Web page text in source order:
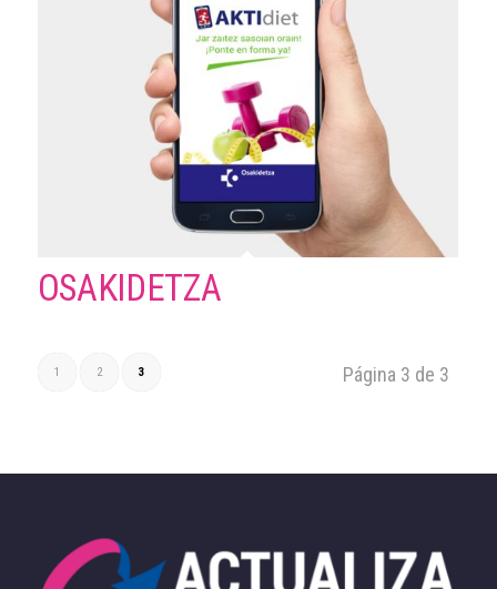
OSAKIDETZA
Página 3 de 3
1 2 3